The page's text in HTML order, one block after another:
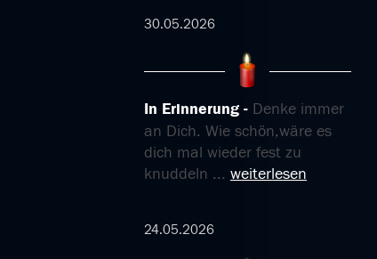
30.05.2026
In Erinnerung
Denke immer
an Dich. Wie schön,wäre es
dich mal wieder fest zu
knuddeln ... weiterlesen
24.05.2026